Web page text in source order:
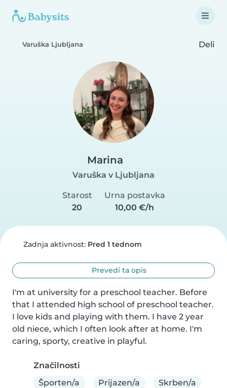
Varuška Ljubljana Deli
Marina
Varuška v Ljubljana
Starost
20
Urna postavka
10,00 €/h
Zadnja aktivnost: Pred 1 tednom
Prevedi ta opis
I'm at university for a preschool teacher. Before
that I attended high school of preschool teacher.
I love kids and playing with them. I have 2 year
old niece, which I often look after at home. I'm
caring, sporty, creative in playful.
Značilnosti
Športen/a
Prijazen/a Skrben/a